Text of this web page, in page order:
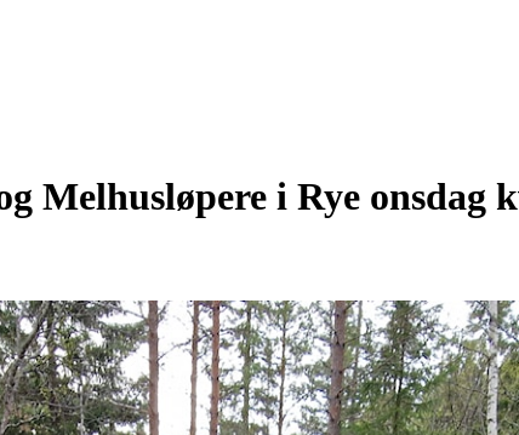
Melhusløpere i Rye onsdag